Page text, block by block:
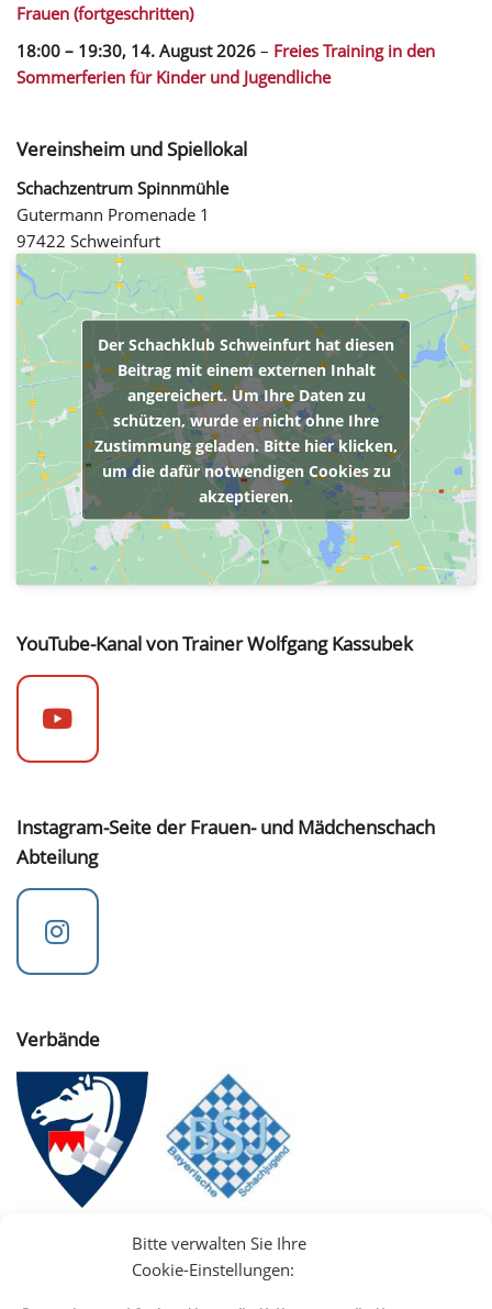
Bitte verwalten Sie Ihre
Cookie-Einstellungen:
Frauen (fortgeschritten)
18:00 – 19:30, 14. August 2026 – Freies Training in den
Sommerferien für Kinder und Jugendliche
Vereinsheim und Spiellokal
Schachzentrum Spinnmühle
Gutermann Promenade 1
97422 Schweinfurt
Der Schachklub Schweinfurt hat diesen
Beitrag mit einem externen Inhalt
angereichert. Um Ihre Daten zu
schützen, wurde er nicht ohne Ihre
Zustimmung geladen. Bitte hier klicken,
um die dafür notwendigen Cookies zu
akzeptieren.
YouTube-Kanal von Trainer Wolfgang Kassubek
Instagram-Seite der Frauen- und Mädchenschach
Abteilung
Verbände